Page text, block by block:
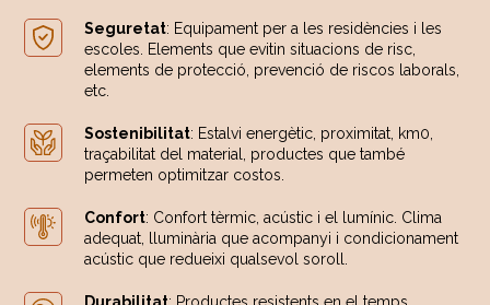
Seguretat: Equipament per a les residències i les
escoles. Elements que evitin situacions de risc,
elements de protecció, prevenció de riscos laborals,
etc.
Sostenibilitat: Estalvi energètic, proximitat, km0,
traçabilitat del material, productes que també
permeten optimitzar costos.
Confort: Confort tèrmic, acústic i el lumínic. Clima
adequat, lluminària que acompanyi i condicionament
acústic que redueixi qualsevol soroll.
Durabilitat: Productes resistents en el temps.